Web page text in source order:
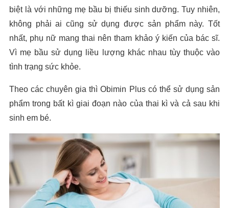
biệt là với những mẹ bầu bị thiếu sinh dưỡng. Tuy nhiên,
không phải ai cũng sử dụng được sản phẩm này. Tốt
nhất, phụ nữ mang thai nên tham khảo ý kiến của bác sĩ.
Vì mẹ bầu sử dụng liều lượng khác nhau tùy thuộc vào
tình trạng sức khỏe.
Theo các chuyên gia thì Obimin Plus có thể sử dụng sản
phẩm trong bất kì giai đoạn nào của thai kì và cả sau khi
sinh em bé.